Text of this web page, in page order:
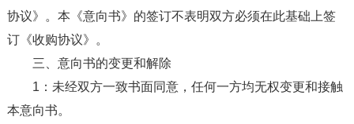
协议》。本《意向书》的签订不表明双方必须在此基础上签
订《收购协议》。
三、意向书的变更和解除
1：未经双方一致书面同意，任何一方均无权变更和接触
本意向书。